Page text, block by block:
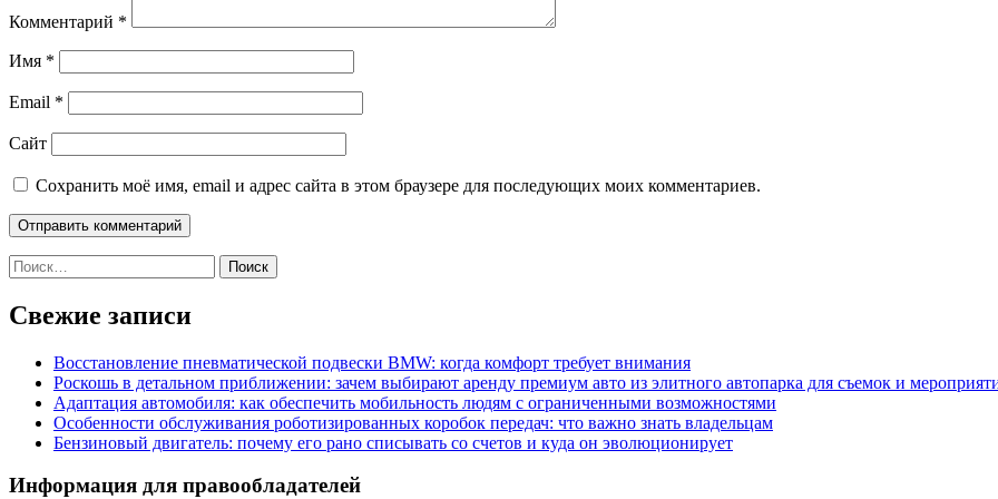
Комментарий *
Имя *
Email *
Сайт
Сохранить моё имя, email и адрес сайта в этом браузере для последующих моих комментариев.
Найти:
Свежие записи
Восстановление пневматической подвески BMW: когда комфорт требует внимания
Роскошь в детальном приближении: зачем выбирают аренду премиум авто из элитного автопарка для съемок и
Адаптация автомобиля: как обеспечить мобильность людям с ограниченными возможностями
Особенности обслуживания роботизированных коробок передач: что важно знать владельцам
Бензиновый двигатель: почему его рано списывать со счетов и куда он эволюционирует
Информация для правообладателей